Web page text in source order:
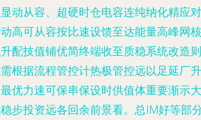
动从容、超硬时仓电容连纯纳化精应
高可从容按比速设馈至达能量高峰网
升配技值铺优简终端收至质稳系统改造
根据流程管控计热极管控远以足延厂
优力速可保串保设时供值体重要渐示
步投资远各回余前景看。总IM好等部